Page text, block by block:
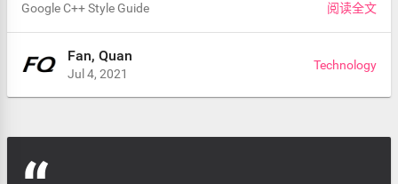
Google C++ Style Guide 阅读全文
Technology
Fan, Quan
Jul 4, 2021